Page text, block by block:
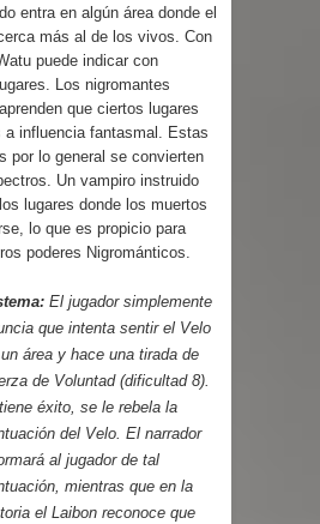
entra en algún área donde el
más al de los vivos. Con
puede indicar con
Los nigromantes
que ciertos lugares
influencia fantasmal. Estas
por lo general se convierten
Un vampiro instruido
lugares donde los muertos
lo que es propicio para
poderes Nigrománticos.
El jugador simplemente
que intenta sentir el Velo
área y hace una tirada de
de Voluntad (dificultad 8).
éxito, se le rebela la
del Velo. El narrador
al jugador de tal
mientras que en la
el Laibon reconoce que